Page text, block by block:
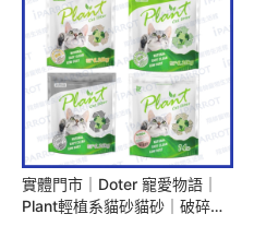
實體門市｜Doter 寵愛物語｜
Plant輕植系貓砂貓砂｜破碎型